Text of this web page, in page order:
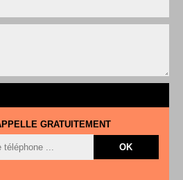
GRATUITEMENT